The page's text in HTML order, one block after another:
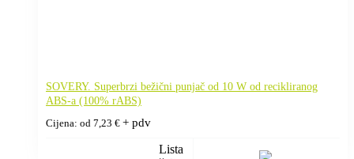
SOVERY. Superbrzi bežični punjač od 10 W od recikliranog
ABS-a (100% rABS)
Cijena: od 7,23 € + pdv
Lista